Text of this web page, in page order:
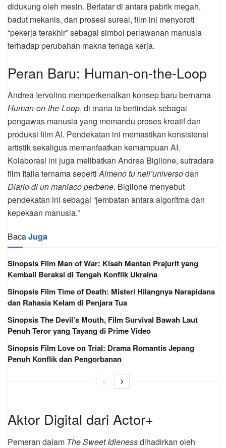
didukung oleh mesin. Berlatar di antara pabrik megah,
badut mekanis, dan prosesi sureal, film ini menyoroti
“pekerja terakhir” sebagai simbol perlawanan manusia
terhadap perubahan makna tenaga kerja.
Peran Baru: Human-on-the-Loop
Andrea Iervolino memperkenalkan konsep baru bernama
Human-on-the-Loop, di mana ia bertindak sebagai
pengawas manusia yang memandu proses kreatif dan
produksi film AI. Pendekatan ini memastikan konsistensi
artistik sekaligus memanfaatkan kemampuan AI.
Kolaborasi ini juga melibatkan Andrea Biglione, sutradara
film Italia ternama sepertiAlmeno tu nell’universodan
Diario di un maniaco perbene. Biglione menyebut
pendekatan ini sebagai “jembatan antara algoritma dan
kepekaan manusia.”
BacaJuga
Sinopsis Film Man of War: Kisah Mantan Prajurit yang
Kembali Beraksi di Tengah Konflik Ukraina
Sinopsis Film Time of Death: Misteri Hilangnya Narapidana
dan Rahasia Kelam di Penjara Tua
Sinopsis The Devil’s Mouth, Film Survival Bawah Laut
Penuh Teror yang Tayang di Prime Video
Sinopsis Film Love on Trial: Drama Romantis Jepang
Penuh Konflik dan Pengorbanan
Aktor Digital dari Actor+
Pemeran dalam The Sweet Idlenessdihadirkan oleh